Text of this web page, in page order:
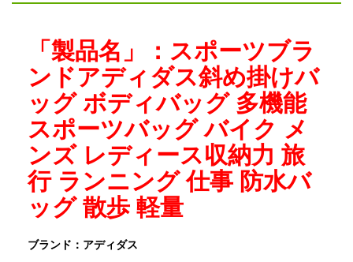
「製品名」： スポーツブラ
ンドアディダス斜め掛けバ
ッグ ボディバッグ 多機能
スポーツバッグ バイク メ
ンズ レディース収納力 旅
行 ランニング 仕事 防水バ
ッグ 散歩 軽量
ブランド：アディダス